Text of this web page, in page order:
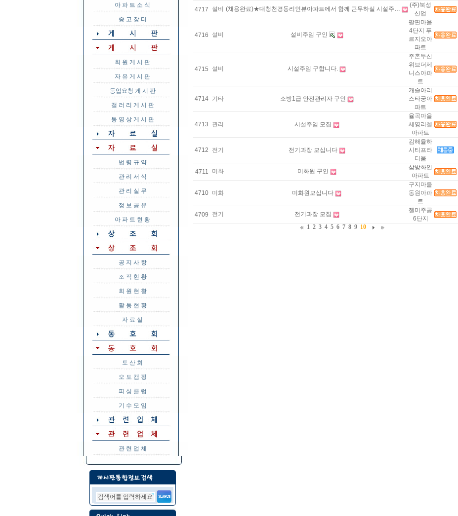
아 파 트 소 식
중 고 장 터
회 원 게 시 판
자 유 게 시 판
등업요청 게 시 판
갤 러 리 게 시 판
동 영 상 게 시 판
법 령 규 약
관 리 서 식
관 리 실 무
정 보 공 유
아 파 트 현 황
공 지 사 항
조 직 현 황
회 원 현 황
활 동 현 황
자 료 실
토 산 회
오 토 캠 핑
피 싱 클 럽
기 수 모 임
관 련 업 체
4717 설비 (채용완료)★대청천경동리인뷰아파트에서 함께 근무하실 시설주…
(주)북성
산업
4716 설비 설비주임 구인
팔판마을
4단지 푸
르지오아
파트
4715 설비 시설주임 구합니다.
주촌두산
위브더제
니스아파
트
4714 기타 소방1급 안전관리자 구인
캐슬아리
스타궁아
파트
4713 관리 시설주임 모집
율곡마을
세영리첼
아파트
4712 전기 전기과장 모십니다
김해율하
시티프라
디움
4711 미화 미화원 구인
삼방화인
아파트
4710 미화 미화원모십니다
구지마을
동원아파
트
4709 전기 전기과장 모집
젤미주공
6단지
1 2 3 4 5 6 7 8 9 10